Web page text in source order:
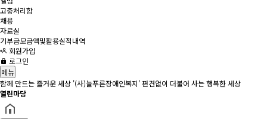
고충처리함
채용
자료실
기부금모금액및활용실적내역
회원가입
로그인
메뉴
함께 만드는 즐거운 세상 '(사)늘푸른장애인복지' 편견없이 더불어 사는 행복한 세상
열린마당